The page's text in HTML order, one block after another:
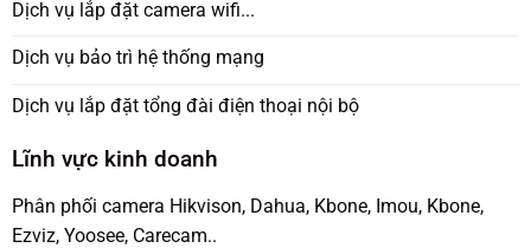
Dịch vụ lắp đặt camera wifi...
Dịch vụ bảo trì hệ thống mạng
Dịch vụ lắp đặt tổng đài điện thoại nội bộ
Lĩnh vực kinh doanh
Phân phối camera Hikvison, Dahua, Kbone, Imou, Kbone,
Ezviz, Yoosee, Carecam..